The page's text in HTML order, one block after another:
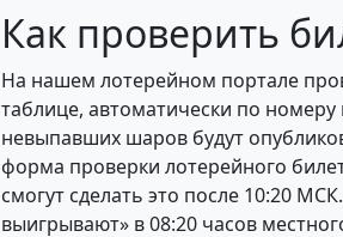
Как проверить
На нашем лотерейном портале
таблице, автоматически по
невыпавших шаров будут
форма проверки лотерейного
смогут сделать это после 10:20
выигрывают» в 08:20 часов